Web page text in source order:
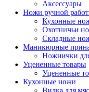
Аксессуары
Ножи ручной
Кухонные
Охотничьи
Складные
Маникюрные
Ножнички
Уцененные товары
Уцененные
Кухонные ножи
Вилка для